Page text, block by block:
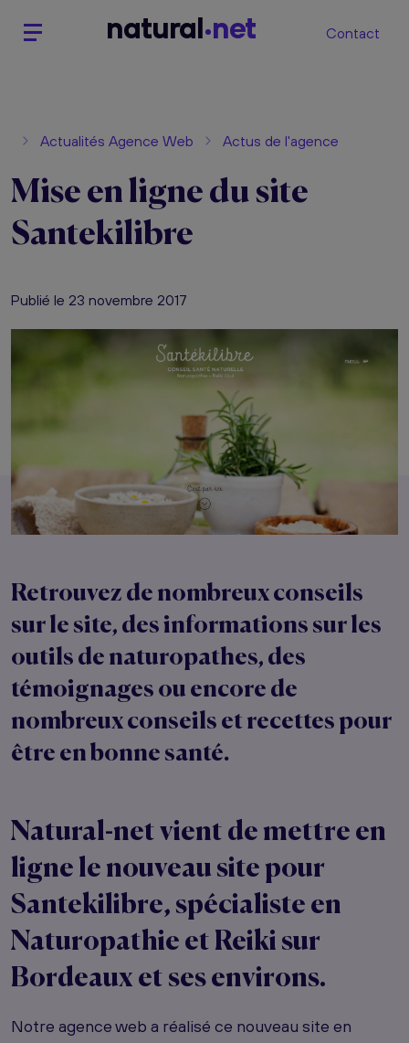
natural net Contact
Actualités Agence Web Actus de l'agence
Mise en ligne du site
Santekilibre
Publié le 23 novembre 2017
Retrouvez de nombreux conseils
sur le site, des informations sur les
outils de naturopathes, des
témoignages ou encore de
nombreux conseils et recettes pour
être en bonne santé.
Natural-net vient de mettre en
ligne le nouveau site pour
Santekilibre, spécialiste en
Naturopathie et Reiki sur
Bordeaux et ses environs.
Notre agence web a réalisé ce nouveau site en